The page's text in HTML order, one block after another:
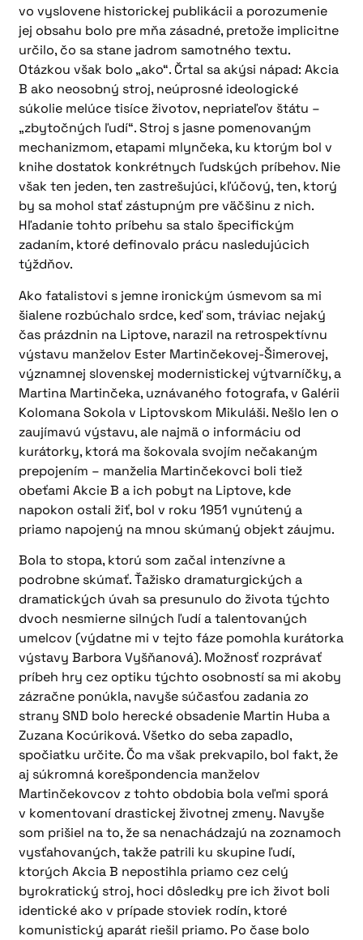
vo vyslovene historickej publikácii a porozumenie
jej obsahu bolo pre mňa zásadné, pretože implicitne
určilo, čo sa stane jadrom samotného textu.
Otázkou však bolo „ako“. Črtal sa akýsi nápad: Akcia
B ako neosobný stroj, neúprosné ideologické
súkolie melúce tisíce životov, nepriateľov štátu –
„zbytočných ľudí“. Stroj s jasne pomenovaným
mechanizmom, etapami mlynčeka, ku ktorým bol v
knihe dostatok konkrétnych ľudských príbehov. Nie
však ten jeden, ten zastrešujúci, kľúčový, ten, ktorý
by sa mohol stať zástupným pre väčšinu z nich.
Hľadanie tohto príbehu sa stalo špecifickým
zadaním, ktoré definovalo prácu nasledujúcich
týždňov.
Ako fatalistovi s jemne ironickým úsmevom sa mi
šialene rozbúchalo srdce, keď som, tráviac nejaký
čas prázdnin na Liptove, narazil na retrospektívnu
výstavu manželov Ester Martinčekovej-Šimerovej,
významnej slovenskej modernistickej výtvarníčky, a
Martina Martinčeka, uznávaného fotografa, v Galérii
Kolomana Sokola v Liptovskom Mikuláši. Nešlo len o
zaujímavú výstavu, ale najmä o informáciu od
kurátorky, ktorá ma šokovala svojím nečakaným
prepojením – manželia Martinčekovci boli tiež
obeťami Akcie B a ich pobyt na Liptove, kde
napokon ostali žiť, bol v roku 1951 vynútený a
priamo napojený na mnou skúmaný objekt záujmu.
Bola to stopa, ktorú som začal intenzívne a
podrobne skúmať. Ťažisko dramaturgických a
dramatických úvah sa presunulo do života týchto
dvoch nesmierne silných ľudí a talentovaných
umelcov (výdatne mi v tejto fáze pomohla kurátorka
výstavy Barbora Vyšňanová). Možnosť rozprávať
príbeh hry cez optiku týchto osobností sa mi akoby
zázračne ponúkla, navyše súčasťou zadania zo
strany SND bolo herecké obsadenie Martin Huba a
Zuzana Kocúriková. Všetko do seba zapadlo,
spočiatku určite. Čo ma však prekvapilo, bol fakt, že
aj súkromná korešpondencia manželov
Martinčekovcov z tohto obdobia bola veľmi sporá
v komentovaní drastickej životnej zmeny. Navyše
som prišiel na to, že sa nenachádzajú na zoznamoch
vysťahovaných, takže patrili ku skupine ľudí,
ktorých Akcia B nepostihla priamo cez celý
byrokratický stroj, hoci dôsledky pre ich život boli
identické ako v prípade stoviek rodín, ktoré
komunistický aparát riešil priamo. Po čase bolo